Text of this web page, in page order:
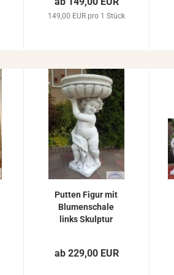
fi­gur 70cm 38kg
149,00 EUR pro 1 Stück
Put­ten Figur mit
Blu­men­scha­le
links Skulp­tur
Stein­fi­gur Stein­
ab 229,00 EUR